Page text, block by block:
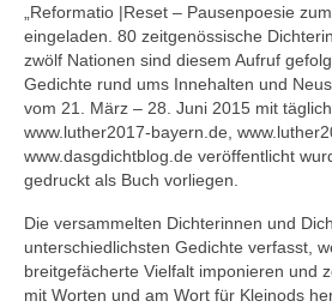
„Reformatio |Reset – Pausenpoesie
eingeladen. 80 zeitgenössische
zwölf Nationen sind diesem Aufruf
Gedichte rund ums Innehalten und
vom 21. März – 28. Juni 2015 mit
www.luther2017-bayern.de,
www.dasgdichtblog.de veröffentlicht
gedruckt als Buch vorliegen.
Die versammelten Dichterinnen und
unterschiedlichsten Gedichte verfasst,
breitgefächerte Vielfalt imponieren und
mit Worten und am Wort für Kleinods